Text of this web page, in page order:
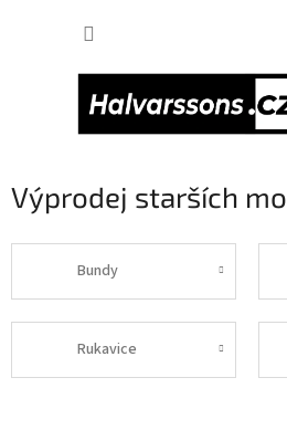
Výprodej starších
Bundy
Rukavice